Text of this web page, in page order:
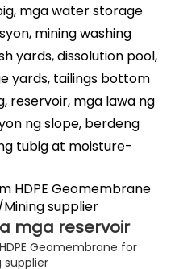
mga water storage
mining washing
yards, dissolution pool,
yards, tailings bottom
reservoir, mga lawa ng
ng slope, berdeng
tubig at moisture-
mga reservoir